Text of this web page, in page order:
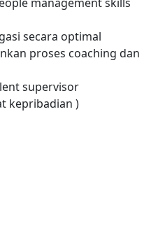
secara optimal
proses coaching dan
supervisor
kepribadian )